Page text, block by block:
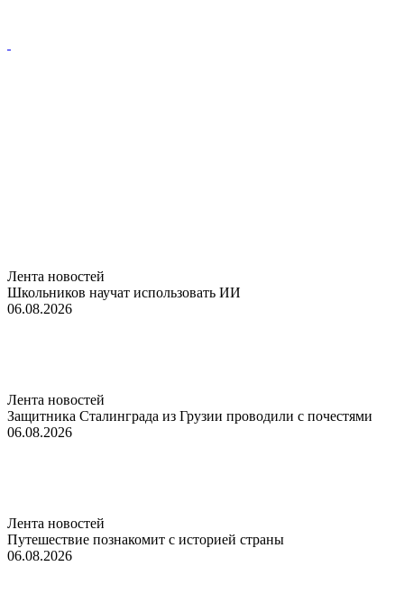
Лента новостей
Школьников научат использовать ИИ
06.08.2026
Лента новостей
Защитника Сталинграда из Грузии проводили с почестями
06.08.2026
Лента новостей
Путешествие познакомит с историей страны
06.08.2026